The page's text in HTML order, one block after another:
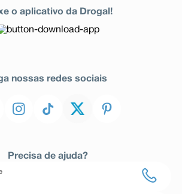
o aplicativo da Drogal!
nossas redes sociais
Precisa de ajuda?